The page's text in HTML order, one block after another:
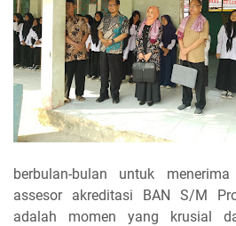
berbulan-bulan untuk
assesor akreditasi BAN S/M
adalah momen yang krusial